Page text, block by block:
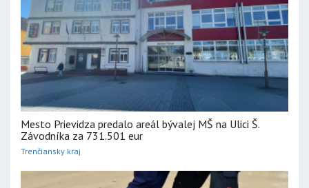
Mesto Prievidza predalo areál bývalej MŠ na Ulici Š.
Závodníka za 731.501 eur
Trenčiansky kraj